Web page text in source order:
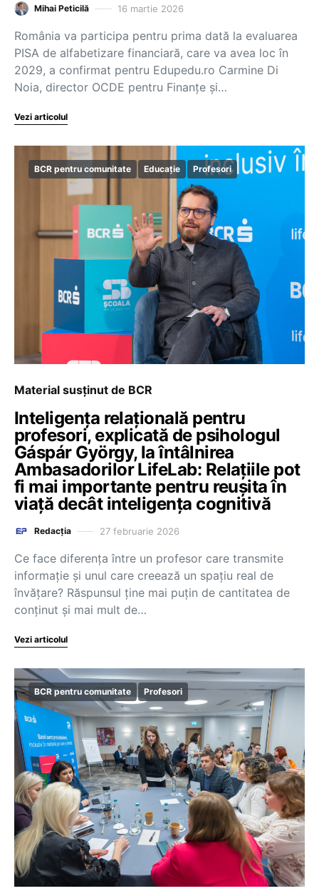
Mihai Peticilă 16 martie 2026
România va participa pentru prima dată la evaluarea
PISA de alfabetizare financiară, care va avea loc în
2029, a confirmat pentru Edupedu.ro Carmine Di
Noia, director OCDE pentru Finanțe și…
Vezi articolul
BCR pentru comunitate Educație Profesori
Material susținut de BCR
Inteligența relațională pentru
profesori, explicată de psihologul
Gáspár György, la întâlnirea
Ambasadorilor LifeLab: Relațiile pot
fi mai importante pentru reușita în
viață decât inteligența cognitivă
Redacția 27 februarie 2026
Ce face diferența între un profesor care transmite
informație și unul care creează un spațiu real de
învățare? Răspunsul ține mai puțin de cantitatea de
conținut și mai mult de…
Vezi articolul
BCR pentru comunitate Profesori